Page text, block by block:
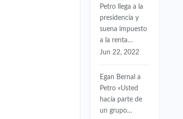
Petro llega a la
presidencia y
suena impuesto
a la renta…
Jun 22, 2022
Egan Bernal a
Petro «Usted
hacía parte de
un grupo…